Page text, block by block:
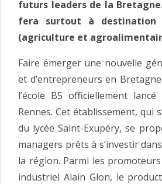
futurs leaders de la
fera surtout à destination
(agriculture et
Faire émerger une nouvelle
et d’entrepreneurs en
l’école B5 officiellement
Rennes. Cet établissement, qui
du lycée Saint-Exupéry, se
managers prêts à s’investir
la région. Parmi les
industriel Alain Glon, le